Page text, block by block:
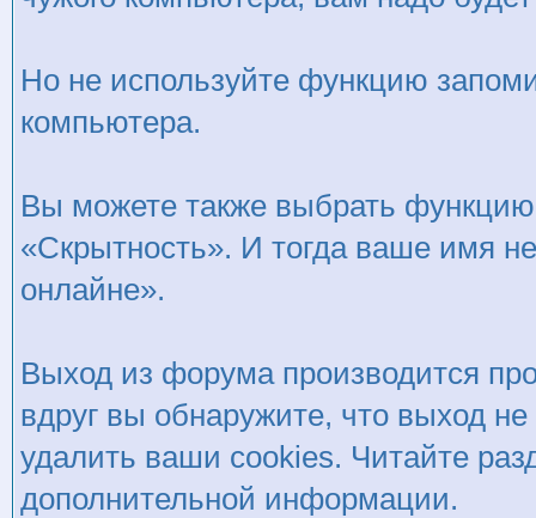
Но не используйте функцию
компьютера.
Вы можете также выбрать функцию
«Скрытность». И тогда ваше имя
онлайне».
Выход из форума производится
вдруг вы обнаружите, что выход
удалить ваши cookies. Читайте
дополнительной информации.